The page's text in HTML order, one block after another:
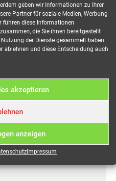
geben wir Informationen zu Ihrer
Partner für soziale Medien, Werbung
führen diese Informationen
die Sie ihnen bereitgestellt
der Dienste gesammelt haben.
ablehnen und diese Entscheidung auch
akzeptieren
anzeigen
Impressum
16A auf 1x
mieten
Messe, Event, Open-Air,